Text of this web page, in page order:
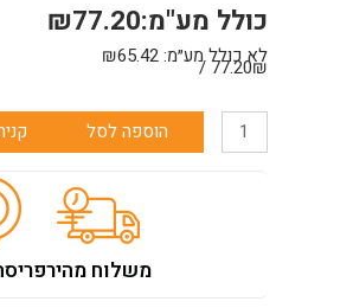
₪77.20כולל מע"מ:
לא כולל מע״מ: ₪65.42
77.20₪ /
כמות
הוספה לסל
משלוח מהיר